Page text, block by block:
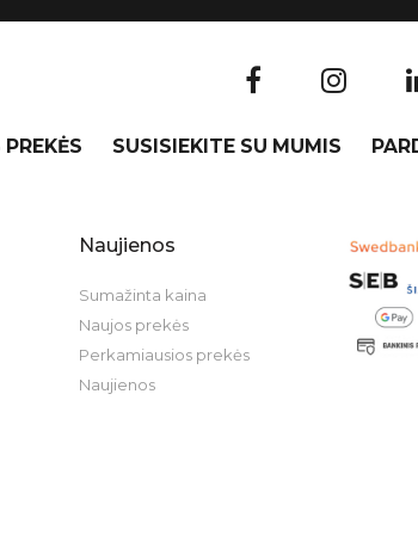
SUSISIEKITE SU MUMIS
Naujienos
Sumažinta kaina
Naujos prekės
Perkamiausios prekės
Naujienos